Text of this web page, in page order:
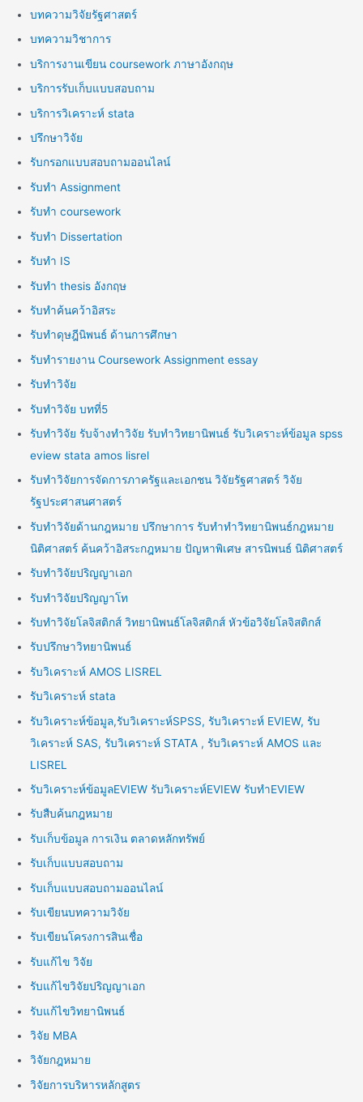
บทความวิจัยรัฐศาสตร์
บทความวิชาการ
บริการงานเขียน coursework ภาษาอังกฤษ
บริการรับเก็บแบบสอบถาม
บริการวิเคราะห์ stata
ปรึกษาวิจัย
รับกรอกแบบสอบถามออนไลน์
รับทำ Assignment
รับทำ coursework
รับทำ Dissertation
รับทำ IS
รับทำ thesis อังกฤษ
รับทำค้นคว้าอิสระ
รับทำดุษฎีนิพนธ์ ด้านการศึกษา
รับทำรายงาน Coursework Assignment essay
รับทำวิจัย
รับทำวิจัย บทที่5
รับทำวิจัย รับจ้างทำวิจัย รับทำวิทยานิพนธ์ รับวิเคราะห์ข้อมูล spss
eview stata amos lisrel
รับทำวิจัยการจัดการภาครัฐและเอกชน วิจัยรัฐศาสตร์ วิจัย
รัฐประศาสนศาสตร์
รับทำวิจัยด้านกฎหมาย ปรึกษาการ รับทำทำวิทยานิพนธ์กฎหมาย
นิติศาสตร์ ค้นคว้าอิสระกฎหมาย ปัญหาพิเศษ สารนิพนธ์ นิติศาสตร์
รับทำวิจัยปริญญาเอก
รับทำวิจัยปริญญาโท
รับทำวิจัยโลจิสติกส์ วิทยานิพนธ์โลจิสติกส์ หัวข้อวิจัยโลจิสติกส์
รับปรึกษาวิทยานิพนธ์
รับวิเคราะห์ AMOS LISREL
รับวิเคราะห์ stata
รับวิเคราะห์ข้อมูล,รับวิเคราะห์SPSS, รับวิเคราะห์ EVIEW, รับ
วิเคราะห์ SAS, รับวิเคราะห์ STATA , รับวิเคราะห์ AMOS และ
LISREL
รับวิเคราะห์ข้อมูลEVIEW รับวิเคราะห์EVIEW รับทำEVIEW
รับสืบค้นกฎหมาย
รับเก็บข้อมูล การเงิน ตลาดหลักทรัพย์
รับเก็บแบบสอบถาม
รับเก็บแบบสอบถามออนไลน์
รับเขียนบทความวิจัย
รับเขียนโครงการสินเชื่อ
รับแก้ไข วิจัย
รับแก้ไขวิจัยปริญญาเอก
รับแก้ไขวิทยานิพนธ์
วิจัย MBA
วิจัยกฎหมาย
วิจัยการบริหารหลักสูตร